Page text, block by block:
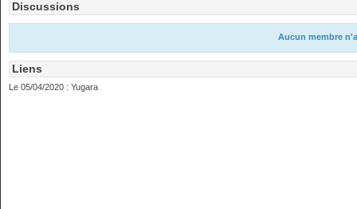
Discussions
Aucun membre
Liens
Le 05/04/2020 : Yugara